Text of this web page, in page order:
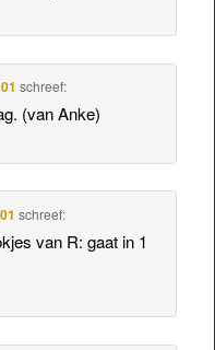
schreef:
(van Anke)
schreef:
van R: gaat in 1